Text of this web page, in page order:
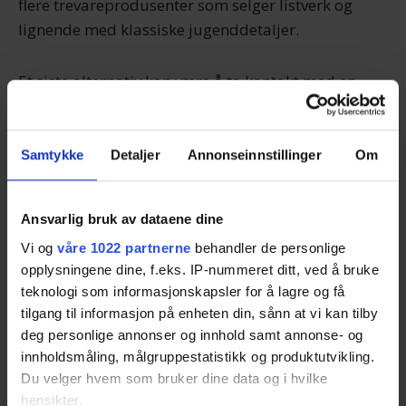
Samtykke Detaljer Annonseinnstillinger Om
Ansvarlig bruk av dataene dine
Vi og våre 1022 partnerne behandler de personlige
opplysningene dine, f.eks. IP-nummeret ditt, ved å bruke
teknologi som informasjonskapsler for å lagre og få
tilgang til informasjon på enheten din, sånn at vi kan tilby
deg personlige annonser og innhold samt annonse- og
innholdsmåling, målgruppestatistikk og produktutvikling.
Du velger hvem som bruker dine data og i hvilke
hensikter.
flere trevareprodusenter som selger listverk og
lignende med klassiske jugenddetaljer.
Et siste alternativ kan være å ta kontakt med en
arkitekt som kan tegne et skikkelig jugendhus for
deg, men dette vil naturligvis bli en god del dyrere
enn å kjøpe et ferdighus med modifikasjoner.
Jugendbyen Ålesund
Mange har nok hørt at sunnmørsbyen Ålesund ofte
omtales som «jugendbyen». Det kommer av at
Ålesund måtte bygges opp igjen etter bybrannen i
1904, noe som var midt i jugendstilens storhetstid.
Dermed ble store deler av byen gjenoppbygget
med bygg i jugendstil.